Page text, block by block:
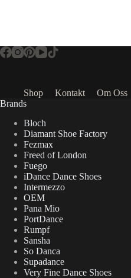
Shop Kontakt Om Oss
Brands
Bloch
Diamant Shoe Factory
Fezmax
Freed of London
Fuego
iDance Dance Shoes
Intermezzo
OEM
Pana Mio
PortDance
Rumpf
Sansha
So Danca
Supadance
Very Fine Dance Shoes